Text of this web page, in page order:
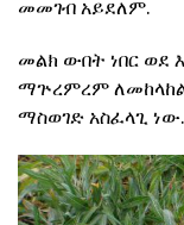
መመገብ አይደለም.
መልክ ውበት ነበር ወደ
ማጕረምረም ለመከላከል
ማስወገድ አስፈላጊ ነው.